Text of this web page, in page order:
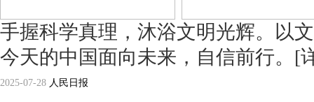
手握科学真理，沐浴文明光辉。以
今天的中国面向未来，自信前行。 [
2025-07-28 人民日报